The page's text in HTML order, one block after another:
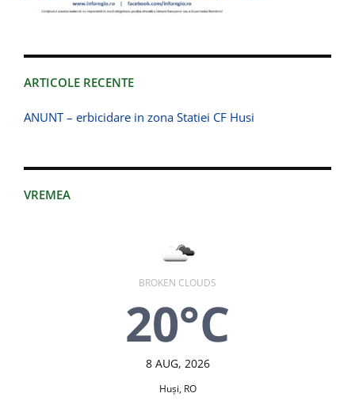
ARTICOLE RECENTE
ANUNT – erbicidare in zona Statiei CF Husi
VREMEA
BROKEN CLOUDS
20°C
8 AUG, 2026
Huşi, RO